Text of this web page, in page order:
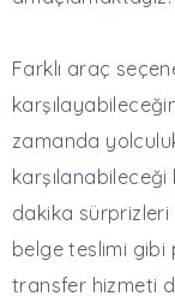
Farklı araç
zamanda
dakika
belge teslimi gibi
transfer hizmeti